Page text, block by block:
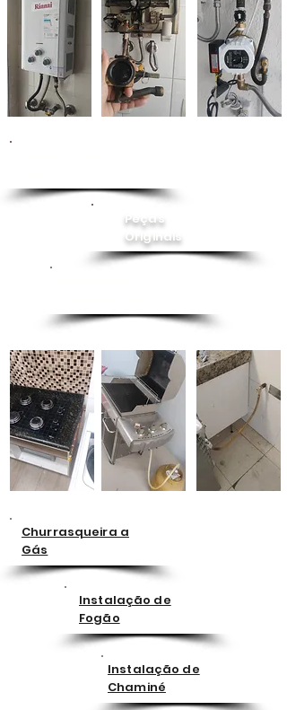
Peças
Originais
Churrasqueira a
Gás
Instalação de
Fogão
Instalação de
Chaminé